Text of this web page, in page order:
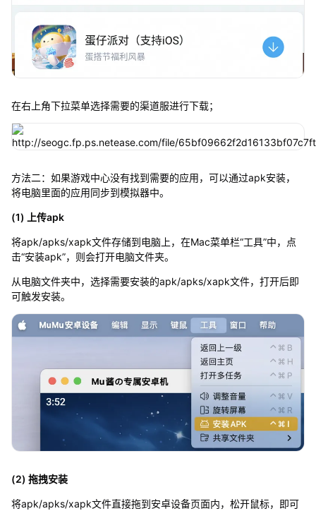
在右上角下拉菜单选择需要的渠道服进行下载；
方法二：如果游戏中心没有找到需要的应用，可以通过apk安装，
将电脑里面的应用同步到模拟器中。
(1) 上传apk
将apk/apks/xapk文件存储到电脑上，在Mac菜单栏“工具”中，点
击“安装apk”，则会打开电脑文件夹。
从电脑文件夹中，选择需要安装的apk/apks/xapk文件，打开后即
可触发安装。
(2) 拖拽安装
将apk/apks/xapk文件直接拖到安卓设备页面内，松开鼠标，即可